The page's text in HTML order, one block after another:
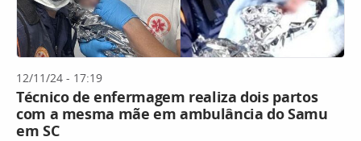
12/11/24 - 17:19
Técnico de enfermagem realiza dois partos
com a mesma mãe em ambulância do Samu
em SC